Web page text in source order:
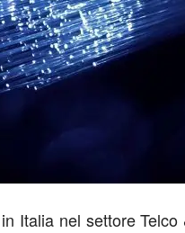
Italia nel settore